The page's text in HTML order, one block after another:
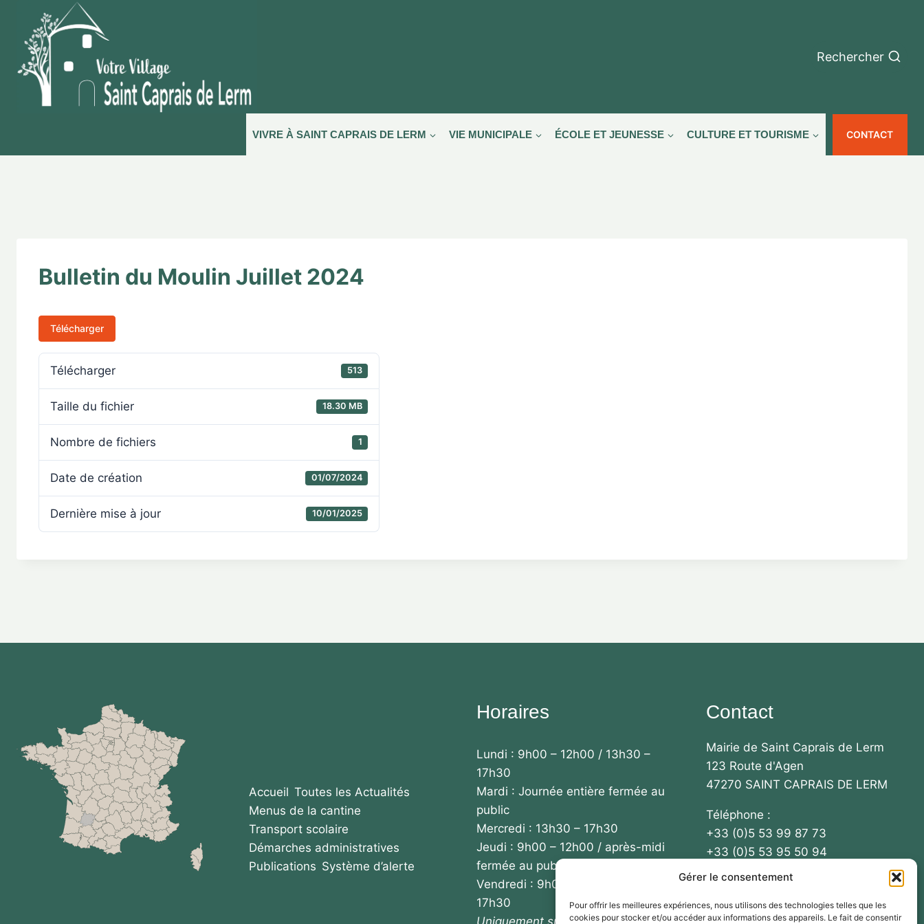
Gérer le consentement
Pour offrir les meilleures expériences, nous utilisons des technologies telles que les
cookies pour stocker et/ou accéder aux informations des appareils. Le fait de consentir
Rechercher
VIVRE À SAINT CAPRAIS DE LERM VIE MUNICIPALE ÉCOLE ET JEUNESSE CULTURE ET TOURISME CONTACT
Bulletin du Moulin Juillet 2024
Télécharger
Télécharger 513
Taille du fichier 18.30 MB
Nombre de fichiers 1
Date de création 01/07/2024
Dernière mise à jour 10/01/2025
Accueil Toutes les Actualités
Menus de la cantine
Transport scolaire
Démarches administratives
Publications Système d’alerte
Horaires
Lundi : 9h00 – 12h00 / 13h30 –
17h30
Mardi : Journée entière fermée au
public
Mercredi : 13h30 – 17h30
Jeudi : 9h00 – 12h00 / après-midi
fermée au public
Vendredi : 9h00 – 12h00 / 13h30 –
17h30
Uniquement sur rendez-vous le
Contact
Mairie de Saint Caprais de Lerm
123 Route d'Agen
47270 SAINT CAPRAIS DE LERM
Téléphone :
+33 (0)5 53 99 87 73
+33 (0)5 53 95 50 94
Email : mairie-
stcaprais@collectivite47.fr